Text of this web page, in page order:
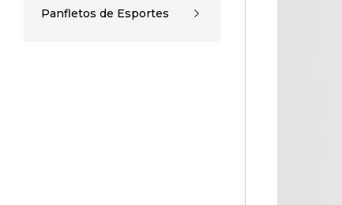
Panfletos de Esportes